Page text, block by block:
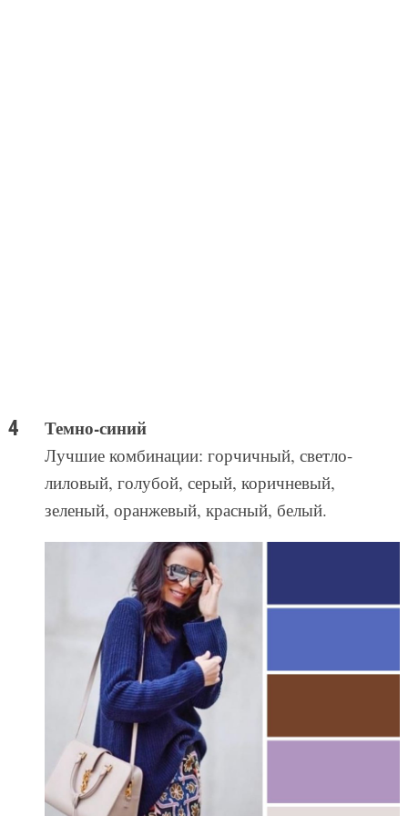
Темно-синий
Лучшие комбинации: горчичный, светло-
лиловый, голубой, серый, коричневый,
зеленый, оранжевый, красный, белый.